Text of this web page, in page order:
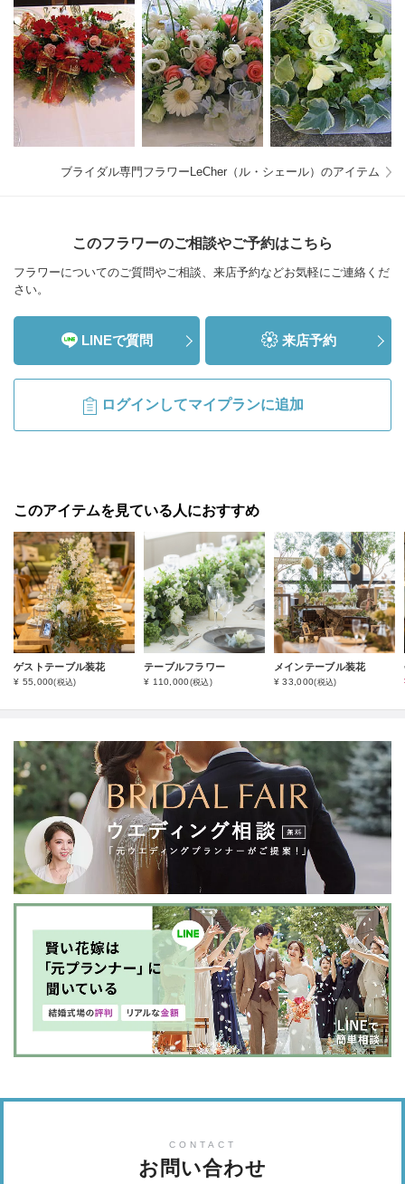
ブライダル専門フラワーLeCher（ル・シェール）のアイテム
このフラワーのご相談やご予約はこちら
フラワーについてのご質問やご相談、来店予約などお気軽にご連絡くだ
さい。
LINEで質問 来店予約
ログインしてマイプランに追加
このアイテムを見ている人におすすめ
ゲストテーブル装花
¥ 55,000(税込)
テーブルフラワー
¥ 110,000(税込)
メインテーブル装花
¥ 33,000(税込)
CONTACT
お問い合わせ